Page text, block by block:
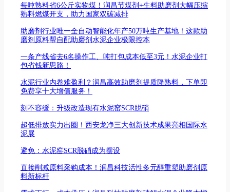
每吨熟料省6公斤实物煤！润昌节煤剂+生料助磨剂大幅压缩
熟料燃煤开支，助力国家双碳减排
助磨剂行业唯一全自动智能化年产50万吨生产基地！这款助
磨剂原料帮自配助磨剂水泥企业极限控本
一条产线省去6名操作工、吨打包成本低至3元！水泥企业打
包省钱新思路！
水泥行业内卷难盈利？润昌高效助磨剂提质降熟料，下单即
免费享十大增值服务！
刻不容缓：升级改造现有水泥窑SCR脱硝
超低排放实力出圈！西安龙净三大创新技术成果亮相国际水
泥展
避免：水泥窑SCR脱硝成为摆设
直接削减原料采购成本！润昌科技活性多元醇重塑助磨剂原
料新标杆